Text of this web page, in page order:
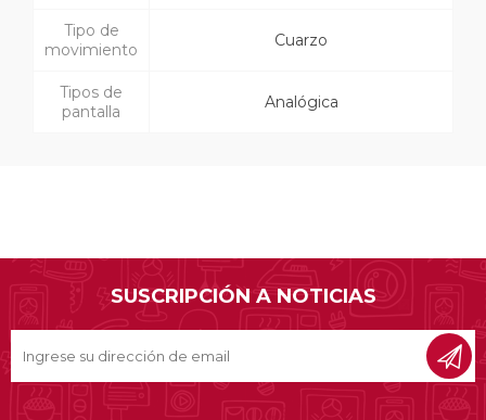
Tipo de
movimiento
Cuarzo
Tipos de
pantalla
Analógica
SUSCRIPCIÓN A NOTICIAS